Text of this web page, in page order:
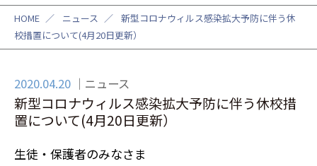
HOME ／ ニュース ／ 新型コロナウィルス感染拡大予防に伴う休
校措置について(4月20日更新）
2020.04.20 ニュース
新型コロナウィルス感染拡大予防に伴う休校措
置について(4月20日更新）
生徒・保護者のみなさま